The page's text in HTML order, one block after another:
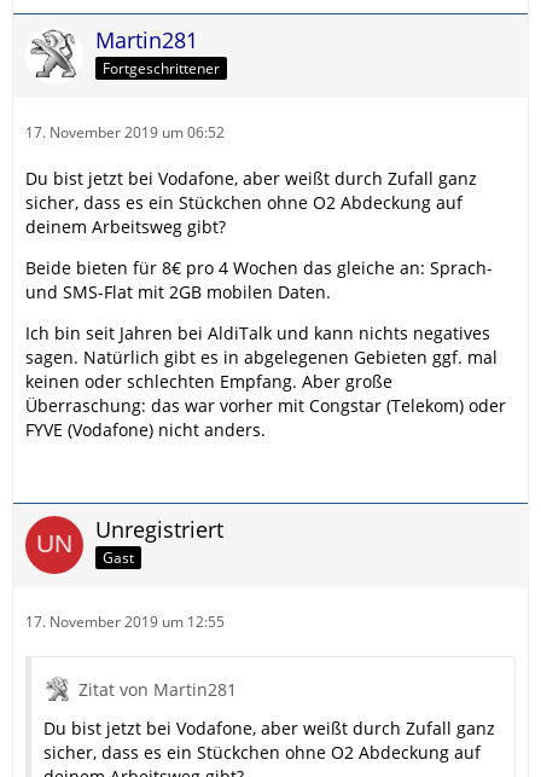
Martin281
Fortgeschrittener
17. November 2019 um 06:52
Du bist jetzt bei Vodafone, aber weißt durch Zufall ganz
sicher, dass es ein Stückchen ohne O2 Abdeckung auf
deinem Arbeitsweg gibt?
Beide bieten für 8€ pro 4 Wochen das gleiche an: Sprach-
und SMS-Flat mit 2GB mobilen Daten.
Ich bin seit Jahren bei AldiTalk und kann nichts negatives
sagen. Natürlich gibt es in abgelegenen Gebieten ggf. mal
keinen oder schlechten Empfang. Aber große
Überraschung: das war vorher mit Congstar (Telekom) oder
FYVE (Vodafone) nicht anders.
Unregistriert
Gast
17. November 2019 um 12:55
Zitat von Martin281
Du bist jetzt bei Vodafone, aber weißt durch Zufall ganz
sicher, dass es ein Stückchen ohne O2 Abdeckung auf